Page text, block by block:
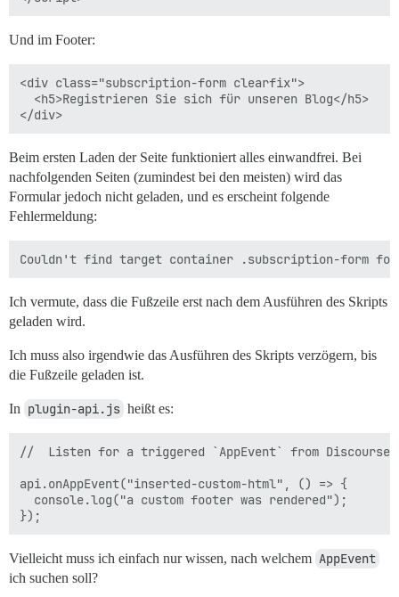
Und im Footer:
<div class="subscription-form clearfix">
  <h5>Registrieren Sie sich für unseren Blog</h5>
Beim ersten Laden der Seite funktioniert alles einwandfrei. Bei
nachfolgenden Seiten (zumindest bei den meisten) wird das
Formular jedoch nicht geladen, und es erscheint folgende
Fehlermeldung:
Ich vermute, dass die Fußzeile erst nach dem Ausführen des Skripts
geladen wird.
Ich muss also irgendwie das Ausführen des Skripts verzögern, bis
die Fußzeile geladen ist.
In plugin-api.js heißt es:
//  Listen for a triggered `AppEvent` from Discourse.
api.onAppEvent("inserted-custom-html", () => {
  console.log("a custom footer was rendered");
Vielleicht muss ich einfach nur wissen, nach welchem AppEvent
ich suchen soll?